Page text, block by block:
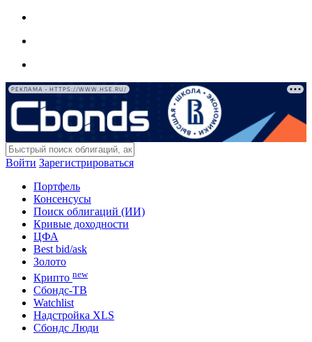
РЕКЛАМА • HTTPS://WWW.HSE.RU/
Войти Зарегистрироваться
Портфель
Консенсусы
Поиск облигаций (ИИ)
Кривые доходности
ЦФА
Best bid/ask
Золото
Крипто new
Сбондс-ТВ
Watchlist
Надстройка XLS
Сбондс Люди